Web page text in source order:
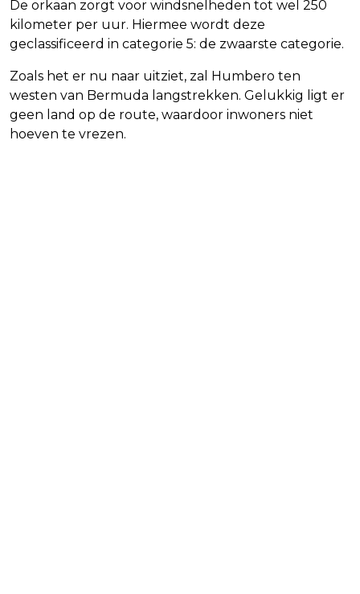
De orkaan zorgt voor windsnelheden tot wel 250
kilometer per uur. Hiermee wordt deze
geclassificeerd in categorie 5: de zwaarste categorie.
Zoals het er nu naar uitziet, zal Humbero ten
westen van Bermuda langstrekken. Gelukkig ligt er
geen land op de route, waardoor inwoners niet
hoeven te vrezen.